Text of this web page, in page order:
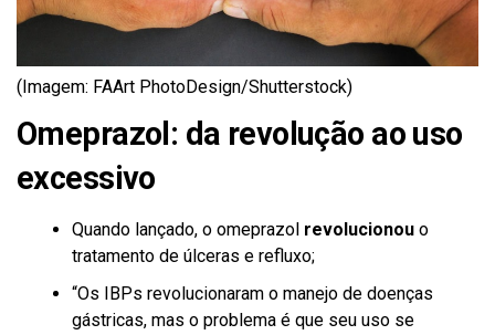
(Imagem: FAArt PhotoDesign/Shutterstock)
Omeprazol: da revolução ao uso
excessivo
Quando lançado, o omeprazol revolucionou o
tratamento de úlceras e refluxo;
“Os IBPs revolucionaram o manejo de doenças
gástricas, mas o problema é que seu uso se